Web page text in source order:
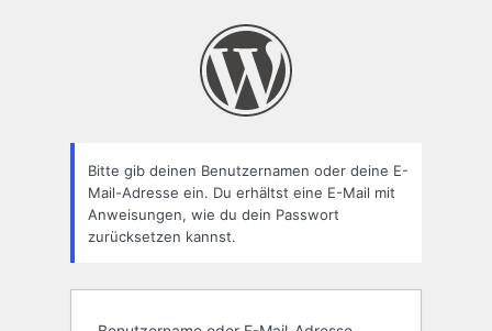
Bitte gib deinen Benutzernamen oder deine E-
Mail-Adresse ein. Du erhältst eine E-Mail mit
Anweisungen, wie du dein Passwort
zurücksetzen kannst.